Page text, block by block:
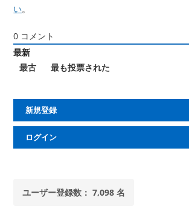
い。
0 コメント
最新
最古
最も投票された
新規登録
ログイン
ユーザー登録数： 7,098 名